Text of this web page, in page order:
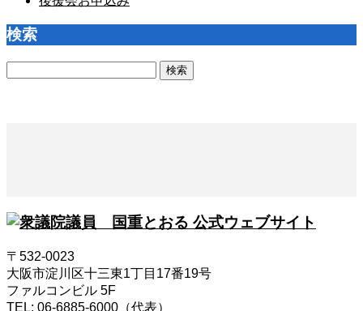
検索
〒532-0023
大阪市淀川区十三東1丁目17番19号
ファルコンビル 5F
TEL: 06-6885-6000（代表）